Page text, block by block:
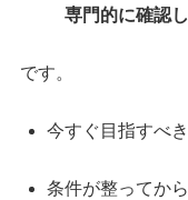
専門的に確認
です。
今すぐ目指すべ
条件が整ってか